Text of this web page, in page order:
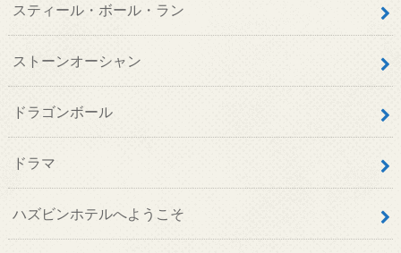
スティール・ボール・ラン
ストーンオーシャン
ドラゴンボール
ドラマ
ハズビンホテルへようこそ